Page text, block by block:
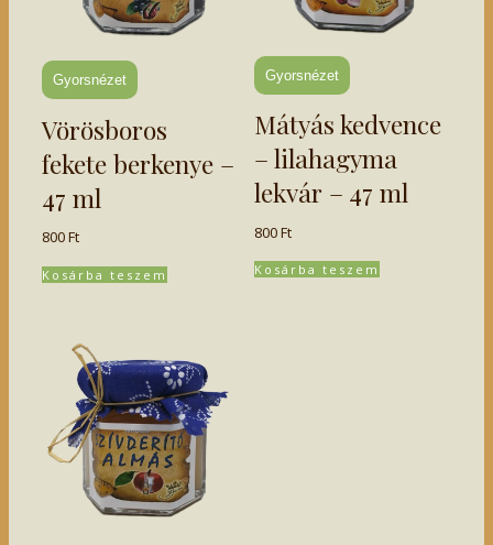
Gyorsnézet
Vörösboros
fekete berkenye –
47 ml
800Ft
Kosárba teszem
Gyorsnézet
Mátyás kedvence
– lilahagyma
lekvár – 47 ml
800Ft
Kosárba teszem